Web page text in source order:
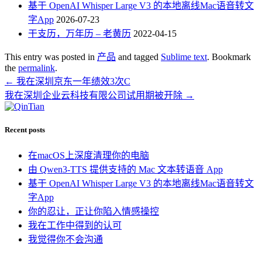
基于 OpenAI Whisper Large V3 的本地离线Mac语音转文
字App 2026-07-23
干支历，万年历 – 老黄历 2022-04-15
This entry was posted in 产品 and tagged Sublime text. Bookmark
the permalink.
← 我在深圳京东一年绩效3次C
我在深圳企业云科技有限公司试用期被开除 →
Recent posts
在macOS上深度清理你的电脑
由 Qwen3-TTS 提供支持的 Mac 文本转语音 App
基于 OpenAI Whisper Large V3 的本地离线Mac语音转文
字App
你的忍让，正让你陷入情感操控
我在工作中得到的认可
我觉得你不会沟通